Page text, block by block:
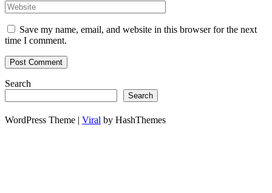
Save my name, email, and website in this browser for the next
time I comment.
Search
Search
WordPress Theme | Viral by HashThemes